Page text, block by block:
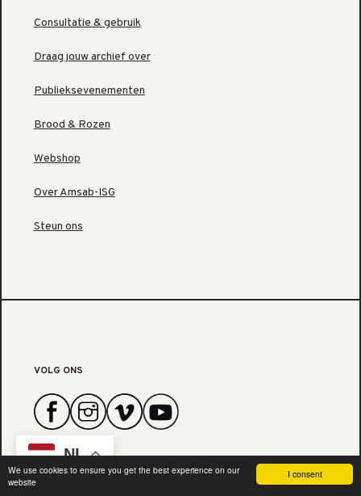
I consent
We use cookies to ensure you get the best experience on our
website
Consultatie & gebruik
Draag jouw archief over
Publieksevenementen
Brood & Rozen
Webshop
Over Amsab-ISG
Steun ons
VOLG ONS
NL